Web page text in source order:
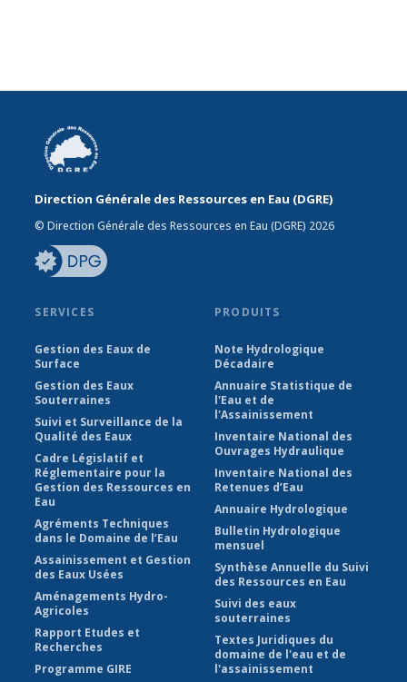
Direction Générale des Ressources en Eau (DGRE)
© Direction Générale des Ressources en Eau (DGRE) 2026
SERVICES
Gestion des Eaux de
Surface
Gestion des Eaux
Souterraines
Suivi et Surveillance de la
Qualité des Eaux
Cadre Législatif et
Réglementaire pour la
Gestion des Ressources en
Eau
Agréments Techniques
dans le Domaine de l’Eau
Assainissement et Gestion
des Eaux Usées
Aménagements Hydro-
Agricoles
Rapport Etudes et
Recherches
Programme GIRE
PRODUITS
Note Hydrologique
Décadaire
Annuaire Statistique de
l'Eau et de
l'Assainissement
Inventaire National des
Ouvrages Hydraulique
Inventaire National des
Retenues d’Eau
Annuaire Hydrologique
Bulletin Hydrologique
mensuel
Synthèse Annuelle du Suivi
des Ressources en Eau
Suivi des eaux
souterraines
Textes Juridiques du
domaine de l'eau et de
l'assainissement